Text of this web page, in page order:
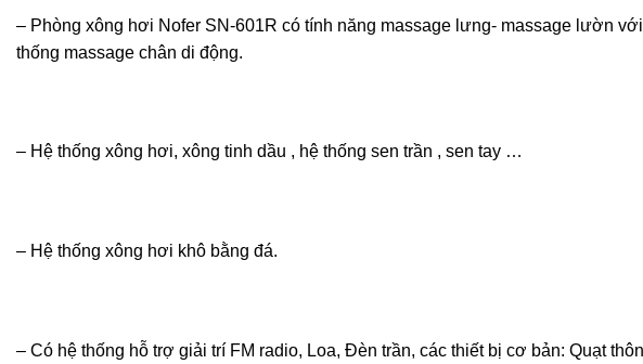
– Phòng xông hơi Nofer SN-601R có tính năng massage lưng- massage lườn
thống massage chân di động.
– Hệ thống xông hơi, xông tinh dầu , hệ thống sen trần , sen tay …
– Hệ thống xông hơi khô bằng đá.
– Có hệ thống hỗ trợ giải trí FM radio, Loa, Đèn trần, các thiết bị cơ bản: Quạt